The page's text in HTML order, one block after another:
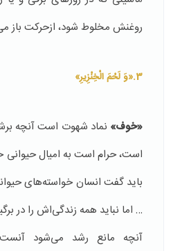
روغنش مخلوط ‌شود، ازحرکت باز
3.«وَ لَحْمَ الْخِنْزِيرِ»
«خوف» نماد شهوت است آنچه
است، حرام است به امیال حیوانی
باید گفت انسان خواسته‌های
… اما نباید همه زندگی‌اش را در
آنچه مانع رشد می‌شود